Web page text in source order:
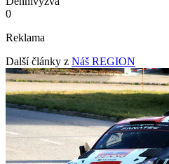
0
Reklama
Další články z Náš REGION